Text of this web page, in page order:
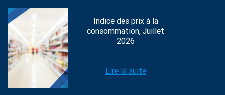
Indice des prix à la
consommation, Juillet
2026
Lire la suite